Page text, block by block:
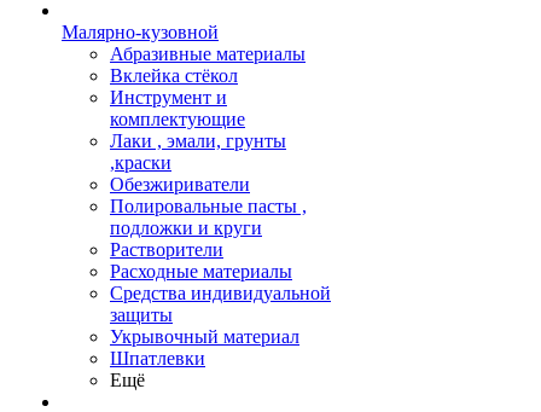
Малярно-кузовной
Абразивные материалы
Вклейка стёкол
Инструмент и
комплектующие
Лаки , эмали, грунты
,краски
Обезжириватели
Полировальные пасты ,
подложки и круги
Растворители
Расходные материалы
Средства индивидуальной
защиты
Укрывочный материал
Шпатлевки
Ещё